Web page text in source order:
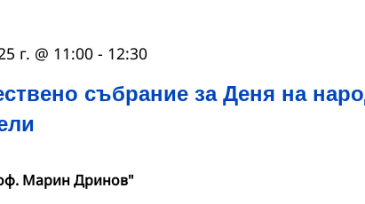
събрание за Деня на
г. @ 11:00- 12:30
Марин Дринов"